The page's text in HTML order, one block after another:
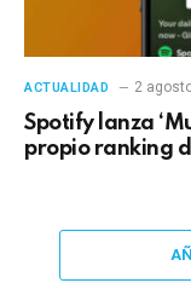
ACTUALIDAD 2
Spotify lanza
propio ranking